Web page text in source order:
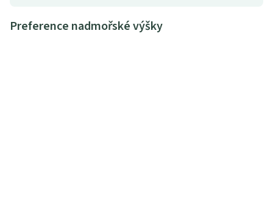
Preference nadmořské výšky